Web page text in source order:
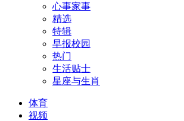
心事家事
精选
特辑
早报校园
热门
生活贴士
星座与生肖
体育
视频